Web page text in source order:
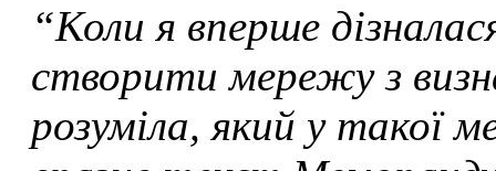
“Коли я вперше
створити мережу з
розуміла, який у такої